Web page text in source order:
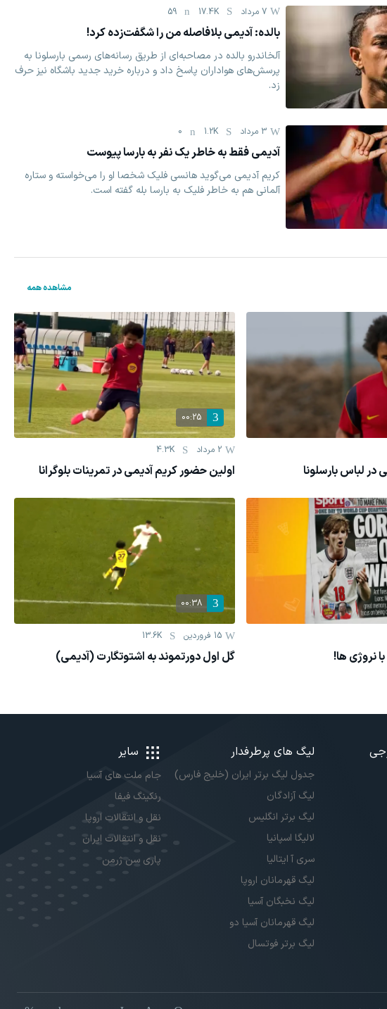
7 مرداد 17.4K
59
بالده: آدیمی بلافاصله من را شگفت‌زده کرد!
آلخاندرو بالده در مصاحبه‌ای از طریق رسانه‌های رسمی بارسلونا به
پرسش‌های هواداران پاسخ داد و درباره خرید جدید باشگاه نیز حرف
زد.
3 مرداد 1.2K
0
آدیمی فقط به خاطر یک نفر به بارسا پیوست
کریم آدیمی می‌گوید هانسی فلیک شخصا او را می‌خواسته و ستاره
آلمانی هم به خاطر فلیک به بارسا بله گفته است.
مشاهده همه
در لباس بارسلونا
00:25
2 مرداد 4.3K
اولین حضور کریم آدیمی در تمرینات بلوگرانا
نروژی ها!
00:38
15 فروردين 13.6K
گل اول دورتموند به اشتوتگارت (آدیمی)
لیگ های پرطرفدار
جدول لیگ برتر ایران (خلیج فارس)
لیگ آزادگان
لیگ برتر انگلیس
لالیگا اسپانیا
سری آ ایتالیا
لیگ قهرمانان اروپا
لیگ نخبگان آسیا
لیگ قهرمانان آسیا دو
لیگ برتر فوتسال
سایر
جام ملت های آسیا
رنکینگ فیفا
نقل و انتقالات اروپا
نقل و انتقالات ایران
پاری سن ژرمن